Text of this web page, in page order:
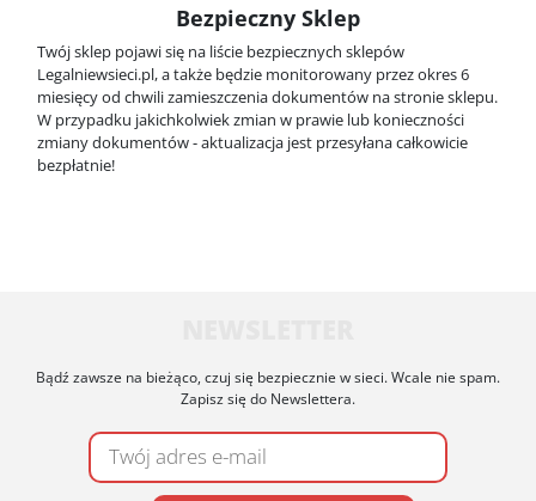
Bezpieczny Sklep
Twój sklep pojawi się na liście bezpiecznych sklepów
Legalniewsieci.pl, a także będzie monitorowany przez okres 6
miesięcy od chwili zamieszczenia dokumentów na stronie sklepu.
W przypadku jakichkolwiek zmian w prawie lub konieczności
zmiany dokumentów - aktualizacja jest przesyłana całkowicie
bezpłatnie!
Bądź zawsze na bieżąco, czuj się bezpiecznie w sieci. Wcale nie spam.
Zapisz się do Newslettera.